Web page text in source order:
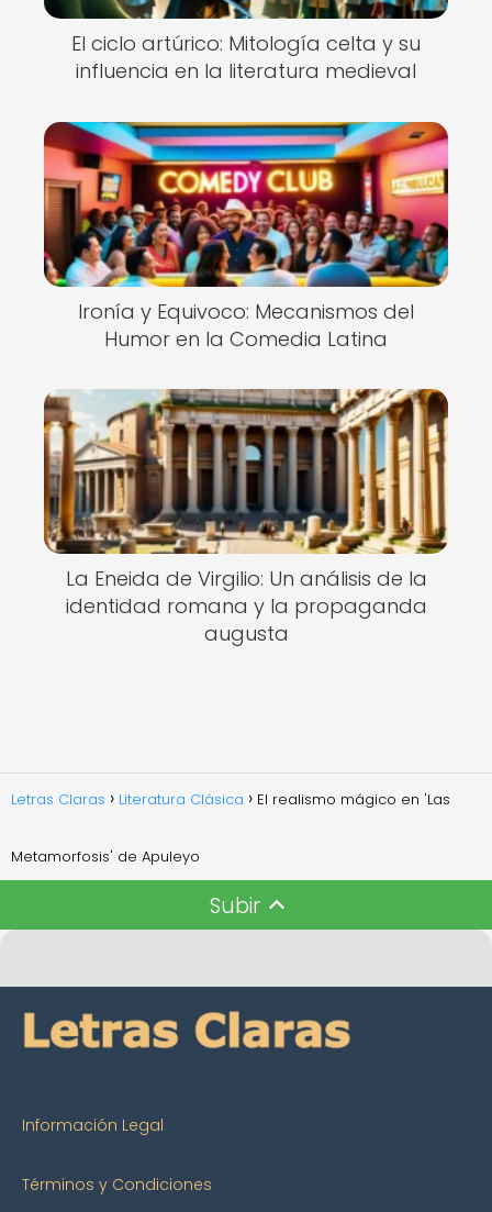
El ciclo artúrico: Mitología celta y su
influencia en la literatura medieval
Ironía y Equivoco: Mecanismos del
Humor en la Comedia Latina
La Eneida de Virgilio: Un análisis de la
identidad romana y la propaganda
augusta
Letras Claras Literatura Clásica El realismo mágico en 'Las
Metamorfosis' de Apuleyo
Subir
Información Legal
Términos y Condiciones